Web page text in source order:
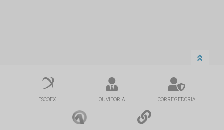
ESCOEX OUVIDORIA CORREGEDORIA